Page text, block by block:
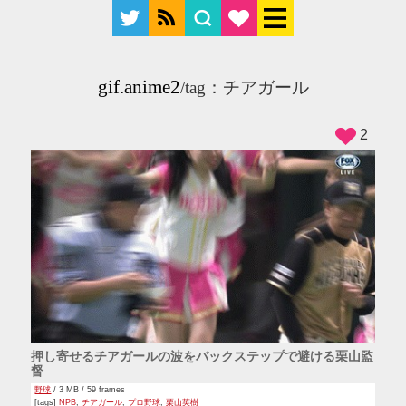
gif.anime2/tag：チアガール
押し寄せるチアガールの波をバックステップで避ける栗山監
督
野球 / 3 MB / 59 frames
[tags] NPB,チアガール,プロ野球,栗山英樹
2